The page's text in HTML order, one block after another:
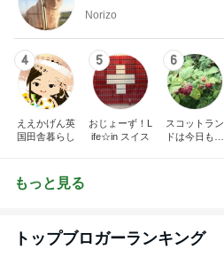
Norizo
4
ええかげん英
国田舎暮らし
5
おじょーず！L
ife☆in スイス
6
スコットラン
ドは今日も曇
もっと見る
トップブロガーランキング